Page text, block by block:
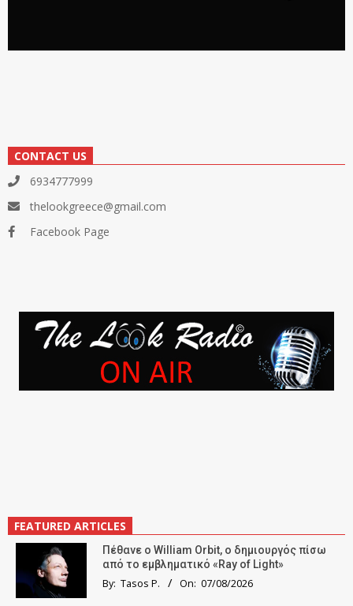
CONTACT US
6934777999
thelookgreece@gmail.com
Facebook Page
FEATURED ARTICLES
Πέθανε ο William Orbit, ο δημιουργός πίσω
από το εμβληματικό «Ray of Light»
By: Tasos P. On: 07/08/2026